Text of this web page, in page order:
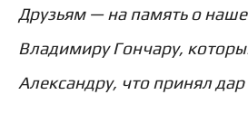
Друзьям — на память о
Владимиру Гончару,
Александру, что принял